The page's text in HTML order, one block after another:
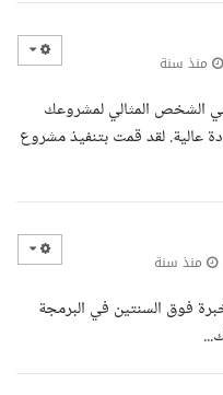
منذ سنة
الشخص المثالي لمشروعك
لقد قمت بتنفيذ مشروع
منذ سنة
فوق السنتين في البرمجة